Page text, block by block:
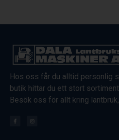
Hos oss får du alltid personlig
butik hittar du ett stort
Besök oss för allt kring